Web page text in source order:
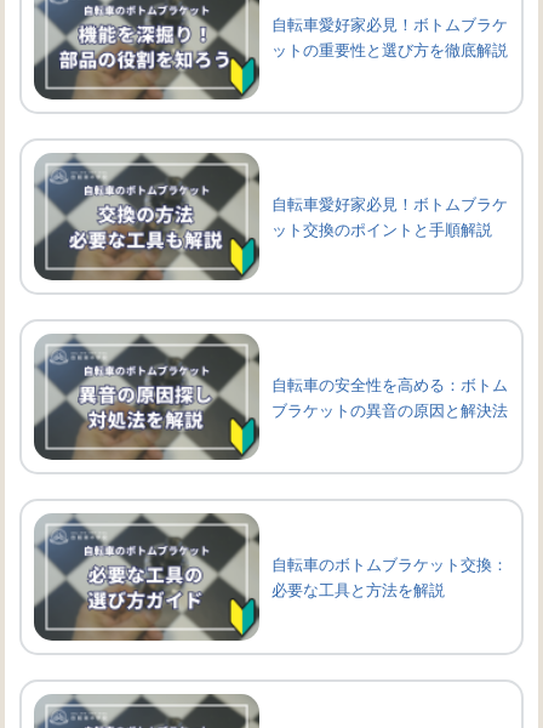
自転車愛好家必見！ボトムブラケ
ットの重要性と選び方を徹底解説
自転車愛好家必見！ボトムブラケ
ット交換のポイントと手順解説
自転車の安全性を高める：ボトム
ブラケットの異音の原因と解決法
自転車のボトムブラケット交換：
必要な工具と方法を解説